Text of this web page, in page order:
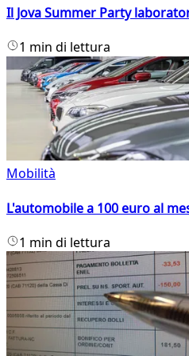
Il Jova Summer Party
1 min di lettura
Mobilità
L'automobile a 100 euro al
1 min di lettura